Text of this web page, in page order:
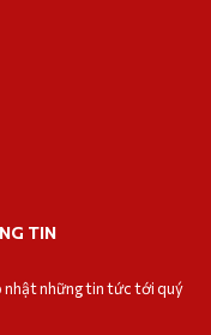
TIN
nhật những tin tức tới quý